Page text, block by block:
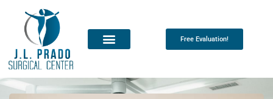
Free Evaluation!